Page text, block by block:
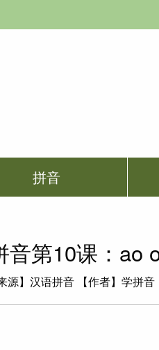
拼音
音第10课：ao
来源】汉语拼音 【作者】学拼音